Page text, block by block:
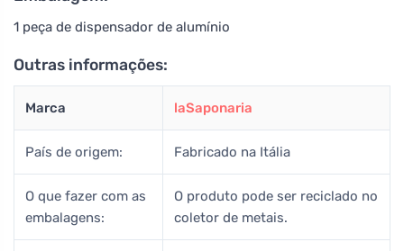
1 peça de dispensador de alumínio
Outras informações:
Marca laSaponaria
País de origem: Fabricado na Itália
O que fazer com as
embalagens:
O produto pode ser reciclado no
coletor de metais.